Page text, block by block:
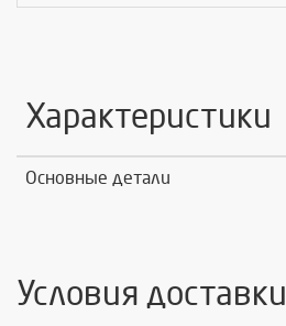
Характеристики
Основные детали
Условия доставки